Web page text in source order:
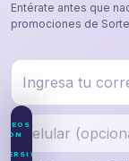
Entérate antes que
promociones de